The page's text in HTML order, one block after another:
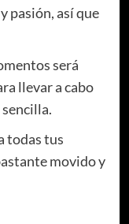
pasión, así que
será
llevar a cabo
todas tus
movido y